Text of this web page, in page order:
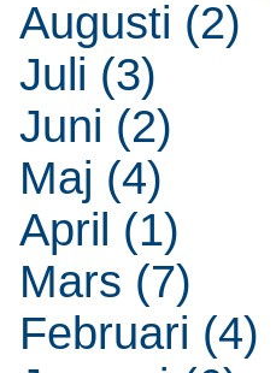
Augusti (2)
Juli (3)
Juni (2)
Maj (4)
April (1)
Mars (7)
Februari (4)